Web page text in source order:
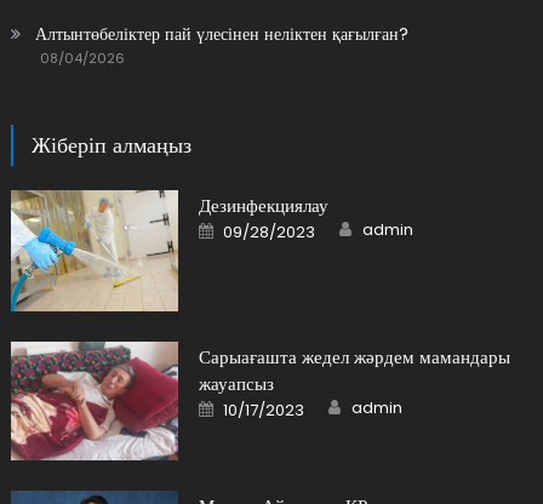
Алтынтөбеліктер пай үлесінен неліктен қағылған?
08/04/2026
Жіберіп алмаңыз
Дезинфекциялау
Posted
on
09/28/2023 Author
admin
Сарыағашта жедел жәрдем мамандары
жауапсыз
Posted
on
10/17/2023 Author
admin